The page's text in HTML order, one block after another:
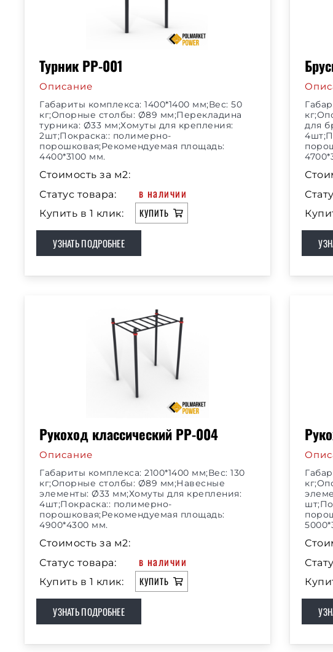
Турник РР-001
Описание
Габариты комплекса: 1400*1400 мм;Вес: 50
кг;Опорные столбы: Ø89 мм;Перекладина
турника: Ø33 мм;Хомуты для крепления:
2шт;Покраска:: полимерно-
порошковая;Рекомендуемая площадь:
4400*3100 мм.
Стоимость за м2:
Статус товара:
в наличии
Купить в 1 клик: КУПИТЬ
УЗНАТЬ ПОДРОБНЕЕ
для
Рукоход классический РР-004
Описание
Габариты комплекса: 2100*1400 мм;Вес: 130
кг;Опорные столбы: Ø89 мм;Навесные
элементы: Ø33 мм;Хомуты для крепления:
4шт;Покраска:: полимерно-
порошковая;Рекомендуемая площадь:
4900*4300 мм.
Стоимость за м2:
Статус товара:
в наличии
Купить в 1 клик: КУПИТЬ
УЗНАТЬ ПОДРОБНЕЕ